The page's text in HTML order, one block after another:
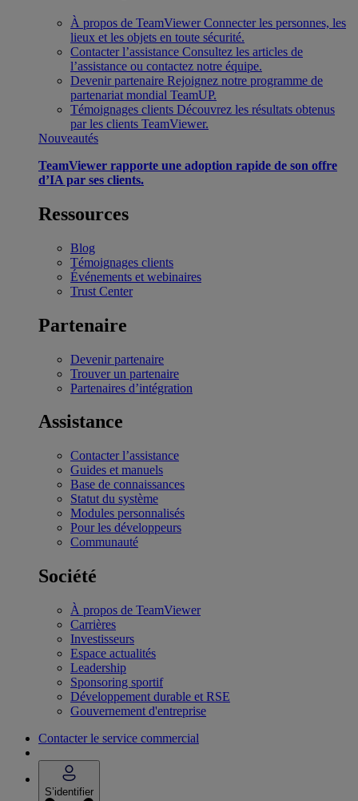
À propos de TeamViewer Connecter les personnes, les
lieux et les objets en toute sécurité.
Contacter l’assistance Consultez les articles de
l’assistance ou contactez notre équipe.
Devenir partenaire Rejoignez notre programme de
partenariat mondial TeamUP.
Témoignages clients Découvrez les résultats obtenus
par les clients TeamViewer.
Nouveautés
TeamViewer rapporte une adoption rapide de son offre
d’IA par ses clients.
Ressources
Blog
Témoignages clients
Événements et webinaires
Trust Center
Partenaire
Devenir partenaire
Trouver un partenaire
Partenaires d’intégration
Assistance
Contacter l’assistance
Guides et manuels
Base de connaissances
Statut du système
Modules personnalisés
Pour les développeurs
Communauté
Société
À propos de TeamViewer
Carrières
Investisseurs
Espace actualités
Leadership
Sponsoring sportif
Développement durable et RSE
Gouvernement d'entreprise
Contacter le service commercial
S’identifier